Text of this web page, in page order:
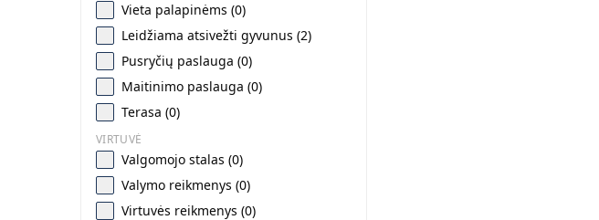
Vieta palapinėms (0)
Leidžiama atsivežti gyvunus (2)
Pusryčių paslauga (0)
Maitinimo paslauga (0)
Terasa (0)
VIRTUVĖ
Valgomojo stalas (0)
Valymo reikmenys (0)
Virtuvės reikmenys (0)